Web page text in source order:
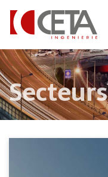
Aller
contenu
principal
Secteurs